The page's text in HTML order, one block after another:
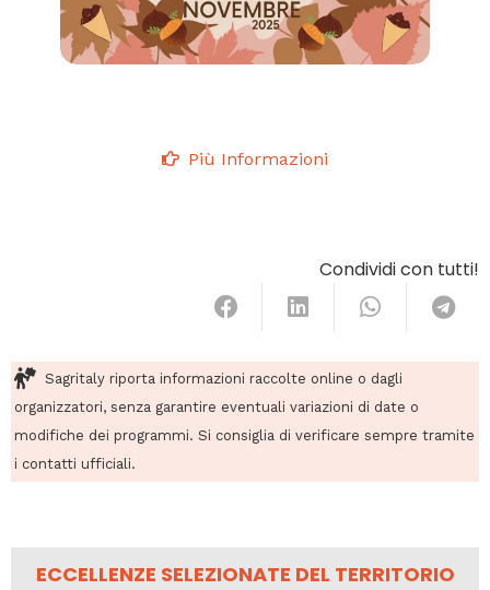
Più Informazioni
Condividi con tutti!
Sagritaly riporta informazioni raccolte online o dagli
organizzatori, senza garantire eventuali variazioni di date o
modifiche dei programmi. Si consiglia di verificare sempre tramite
i contatti ufficiali.
ECCELLENZE SELEZIONATE DEL TERRITORIO